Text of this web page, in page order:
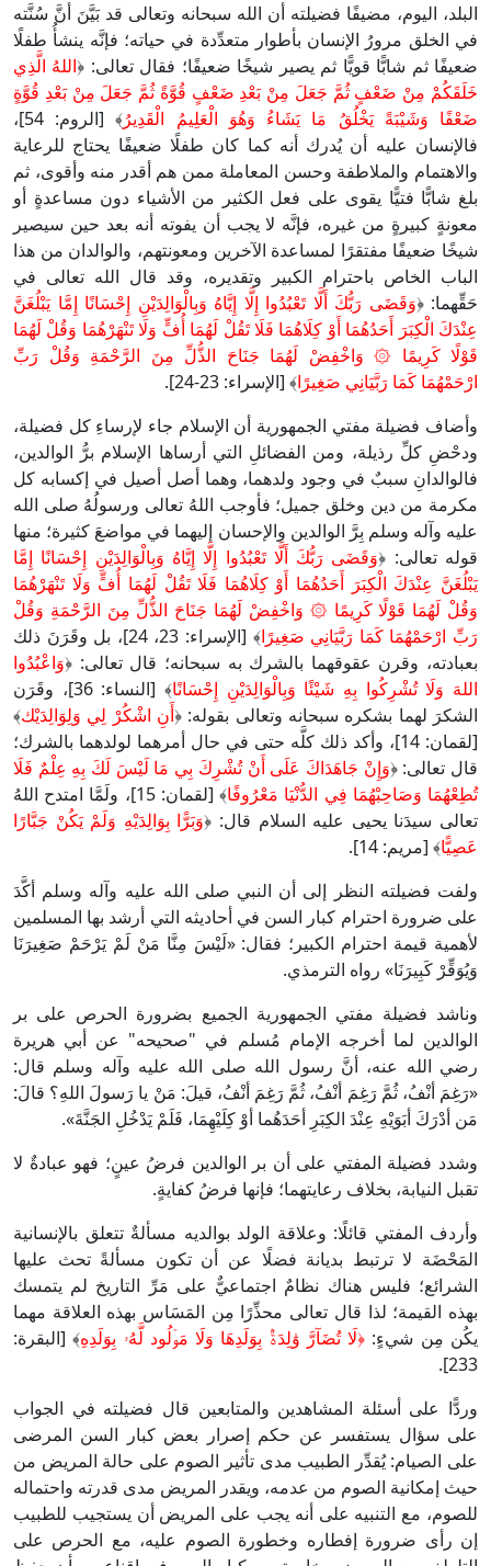
البلد، اليوم، مضيفًا فضيلته أن الله سبحانه وتعالى قد بَيَّنَ أنَّ سُنَّته
في الخلق مرورُ الإنسان بأطوار متعدِّدة في حياته؛ فإنَّه ينشأُ طفلًا
ضعيفًا ثم شابًّا قويًّا ثم يصير شيخًا ضعيفًا؛ فقال تعالى: ﴿اللهُ الَّذِي
خَلَقَكُمْ مِنْ ضَعْفٍ ثُمَّ جَعَلَ مِنْ بَعْدِ ضَعْفٍ قُوَّةً ثُمَّ جَعَلَ مِنْ بَعْدِ قُوَّةٍ
ضَعْفًا وَشَيْبَةً يَخْلُقُ مَا يَشَاءُ وَهُوَ الْعَلِيمُ الْقَدِيرُ
﴾ [الروم: 54]،
فالإنسان عليه أن يُدرك أنه كما كان طفلًا ضعيفًا يحتاج للرعاية
والاهتمام والملاطفة وحسن المعاملة ممن هم أقدر منه وأقوى، ثم
بلغ شابًّا فتيًّا يقوى على فعل الكثير من الأشياء دون مساعدةٍ أو
معونةٍ كبيرةٍ من غيره، فإنَّه لا يجب أن يفوته أنه بعد حين سيصير
شيخًا ضعيفًا مفتقرًا لمساعدة الآخرين ومعونتهم، والوالدان من هذا
الباب الخاص باحترام الكبير وتقديره، وقد قال الله تعالى في
حَقِّهما: ﴿وَقَضَى رَبُّكَ أَلَّا تَعْبُدُوا إِلَّا إِيَّاهُ وَبِالْوَالِدَيْنِ إِحْسَانًا إِمَّا يَبْلُغَنَّ
عِنْدَكَ الْكِبَرَ أَحَدُهُمَا أَوْ كِلَاهُمَا فَلَا تَقُلْ لَهُمَا أُفٍّ وَلَا تَنْهَرْهُمَا وَقُلْ لَهُمَا
قَوْلًا كَرِيمًا ۞ وَاخْفِضْ لَهُمَا جَنَاحَ الذُّلِّ مِنَ الرَّحْمَةِ وَقُلْ رَبِّ
ارْحَمْهُمَا كَمَا رَبَّيَانِي صَغِيرًا﴾ [الإسراء: 23-24].
وأضاف فضيلة مفتي الجمهورية أن الإسلام جاء لإرساءِ كل فضيلة،
ودحْضِ كلِّ رذيلة، ومن الفضائلِ التي أرساها الإسلام برُّ الوالدين،
فالوالدانِ سببٌ في وجود ولدهما، وهما أصل أصيل في إكسابه كل
مكرمة من دين وخلق جميل؛ فأوجب اللهُ تعالى ورسولُهُ صلى الله
عليه وآله وسلم بِرَّ الوالدين والإحسان إليهما في مواضعَ كثيرة؛ منها
قوله تعالى: ﴿وَقَضَى رَبُّكَ أَلَّا تَعْبُدُوا إِلَّا إِيَّاهُ وَبِالْوَالِدَيْنِ إِحْسَانًا إِمَّا
يَبْلُغَنَّ عِنْدَكَ الْكِبَرَ أَحَدُهُمَا أَوْ كِلَاهُمَا فَلَا تَقُلْ لَهُمَا أُفٍّ وَلَا تَنْهَرْهُمَا
وَقُلْ لَهُمَا قَوْلًا كَرِيمًا ۞ وَاخْفِضْ لَهُمَا جَنَاحَ الذُّلِّ مِنَ الرَّحْمَةِ وَقُلْ
رَبِّ ارْحَمْهُمَا كَمَا رَبَّيَانِي صَغِيرًا
﴾ [الإسراء: 23، 24]، بل وقَرَنَ ذلك
بعبادته، وقرن عقوقهما بالشرك به سبحانه؛ قال تعالى: ﴿وَاعْبُدُوا
اللهَ وَلَا تُشْرِكُوا بِهِ شَيْئًا وَبِالْوَالِدَيْنِ إِحْسَانًا
﴾ [النساء: 36]، وقَرَن
الشكرَ لهما بشكره سبحانه وتعالى بقوله: ﴿أَنِ اشْكُرْ لِي وَلِوَالِدَيْك﴾
[لقمان: 14]، وأكد ذلك كلَّه حتى في حال أمرهما لولدهما بالشرك؛
قال تعالى: ﴿وَإِنْ جَاهَدَاكَ عَلَى أَنْ تُشْرِكَ بِي مَا لَيْسَ لَكَ بِهِ عِلْمٌ فَلَا
تُطِعْهُمَا وَصَاحِبْهُمَا فِي الدُّنْيَا مَعْرُوفًا
﴾ [لقمان: 15]، ولَمَّا امتدح اللهُ
تعالى سيدَنا يحيى عليه السلام قال: ﴿وَبَرًّا بِوَالِدَيْهِ وَلَمْ يَكُنْ جَبَّارًا
عَصِيًّا﴾ [مريم: 14].
ولفت فضيلته النظر إلى أن النبي صلى الله عليه وآله وسلم أكَّدَ
على ضرورة احترام كبار السن في أحاديثه التي أرشد بها المسلمين
لأهمية قيمة احترام الكبير؛ فقال: «لَيْسَ مِنَّا مَنْ لَمْ يَرْحَمْ صَغِيرَنَا
وَيُوَقِّرْ كَبِيرَنَا» رواه الترمذي.
وناشد فضيلة مفتي الجمهورية الجميع بضرورة الحرص على بر
الوالدين لما أخرجه الإمام مُسلم في "صحيحه" عن أبي هريرة
رضي الله عنه، أنَّ رسول الله صلى الله عليه وآله وسلم قال:
«رَغِمَ أنْفُ، ثُمَّ رَغِمَ أنْفُ، ثُمَّ رَغِمَ أنْفُ، قيلَ: مَنْ يا رَسولَ اللهِ؟ قالَ:
مَن أدْرَكَ أبَوَيْهِ عِنْدَ الكِبَرِ أحَدَهُما أوْ كِلَيْهِمَا، فَلَمْ يَدْخُلِ الجَنَّةَ».
وشدد فضيلة المفتي على أن بر الوالدين فرضُ عينٍ؛ فهو عبادةٌ لا
تقبل النيابة، بخلاف رعايتهما؛ فإنها فرضُ كفايةٍ.
وأردف المفتي قائلًا: وعلاقة الولد بوالديه مسألةٌ تتعلق بالإنسانية
المَحْضَة لا ترتبط بديانة فضلًا عن أن تكون مسألةً تحث عليها
الشرائع؛ فليس هناك نظامٌ اجتماعيٌّ على مَرِّ التاريخ لم يتمسك
بهذه القيمة؛ لذا قال تعالى محذِّرًا مِن المَسَاس بهذه العلاقة مهما
يكُن مِن شيءٍ: ﴿لَا تُضَآرَّ وَٰلِدَةُۢ بِوَلَدِهَا وَلَا مَوۡلُود لَّهُۥ بِوَلَدِهِ﴾ [البقرة:
233].
وردًّا على أسئلة المشاهدين والمتابعين قال فضيلته في الجواب
على سؤال يستفسر عن حكم إصرار بعض كبار السن المرضى
على الصيام: يُقدِّر الطبيب مدى تأثير الصوم على حالة المريض من
حيث إمكانية الصوم من عدمه، ويقدر المريض مدى قدرته واحتماله
للصوم، مع التنبيه على أنه يجب على المريض أن يستجيب للطبيب
إن رأى ضرورة إفطاره وخطورة الصوم عليه، مع الحرص على